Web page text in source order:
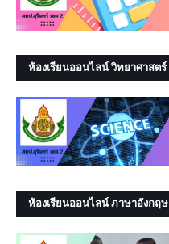
ห้องเรียนออนไลน์ วิทยาศาสตร์
ห้องเรียนออนไลน์ ภาษาอังกฤษ